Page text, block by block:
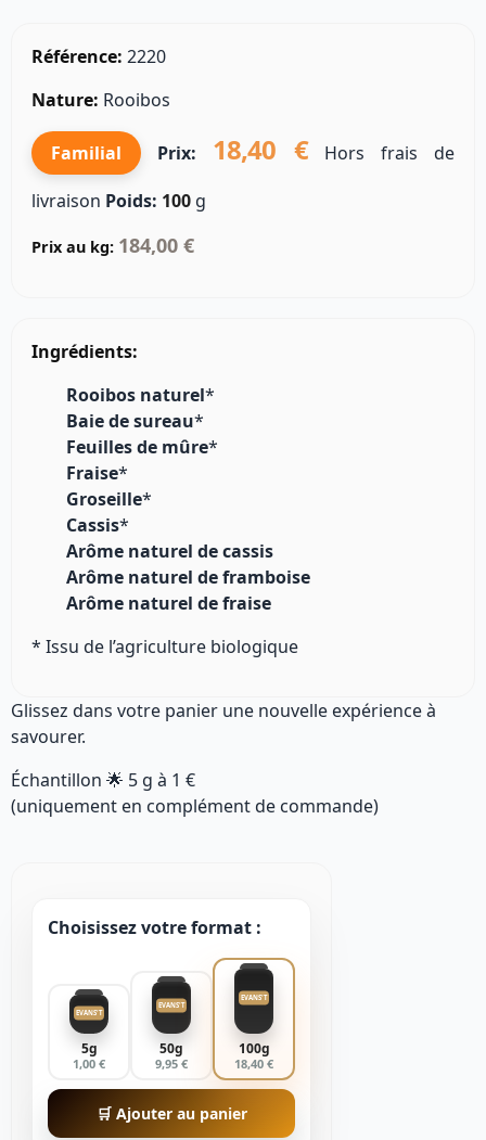
Référence: 2220
Nature: Rooibos
Familial Prix: 18,40 €Hors frais de
livraison Poids: 100 g
Prix au kg: 184,00 €
Ingrédients:
Rooibos naturel*
Baie de sureau*
Feuilles de mûre*
Fraise*
Groseille*
Cassis*
Arôme naturel de cassis
Arôme naturel de framboise
Arôme naturel de fraise
* Issu de l’agriculture biologique
Glissez dans votre panier une nouvelle expérience à
savourer.
Échantillon 🌟 5 g à 1 €
(uniquement en complément de commande)
Choisissez votre format :
EVANS'T
5g
1,00 €
EVANS'T
50g
9,95 €
EVANS'T
100g
18,40 €
🛒 Ajouter au panier